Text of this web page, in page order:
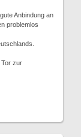
Anbindung an
problemlos
Tor zur